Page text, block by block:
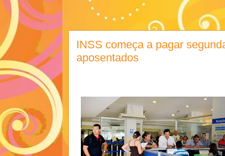
INSS começa a pagar
aposentados